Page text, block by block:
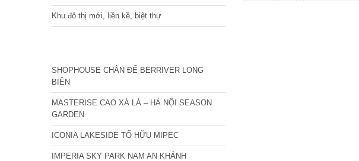
Khu đô thị mới, liền kề, biệt thự
SHOPHOUSE CHÂN ĐẾ BERRIVER LONG
BIÊN
MASTERISE CAO XÀ LÁ – HÀ NỘI SEASON
GARDEN
ICONIA LAKESIDE TỐ HỮU MIPEC
IMPERIA SKY PARK NAM AN KHÁNH